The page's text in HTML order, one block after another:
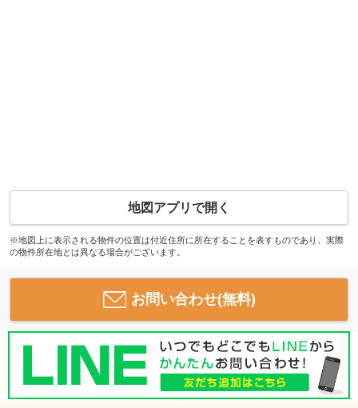
地図アプリで開く
※地図上に表示される物件の位置は付近住所に所在することを表すものであり、実際
の物件所在地とは異なる場合がございます。
お問い合わせ(無料)